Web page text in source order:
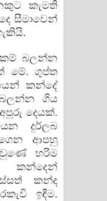
කැමති
සීමාවෙන්
බලන්න
මේ. ගුප්ත
කන්දේ
ගිය
දෙයක්.
දුර්ලබ
ආපහු
වුණේ හරිම
කන්දෙන්
කන්ද
ඉඳීම.